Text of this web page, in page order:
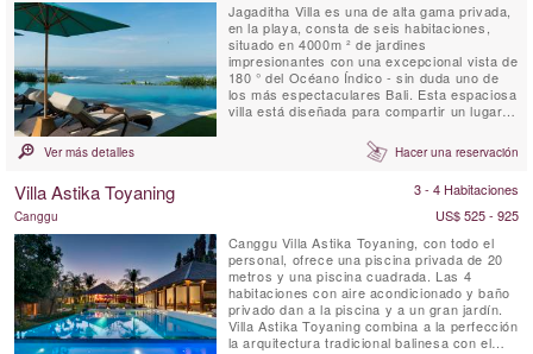
Jagaditha Villa es una de alta gama privada,
en la playa, consta de seis habitaciones,
situado en 4000m ² de jardines
impresionantes con una excepcional vista de
180 ° del Océano Índico - sin duda uno de
los más espectaculares Bali. Esta espaciosa
villa está diseñada para compartir un lugar
Si usted es 2 o 12, el personal encantador y
atento se hará cargo de todas sus
Ver más detalles Hacer una reservación
Villa Astika Toyaning 3 - 4 Habitaciones
Canggu
US$ 525 - 925
Canggu Villa Astika Toyaning, con todo el
personal, ofrece una piscina privada de 20
metros y una piscina cuadrada. Las 4
habitaciones con aire acondicionado y baño
privado dan a la piscina y a un gran jardín.
Villa Astika Toyaning combina a la perfección
la arquitectura tradicional balinesa con el